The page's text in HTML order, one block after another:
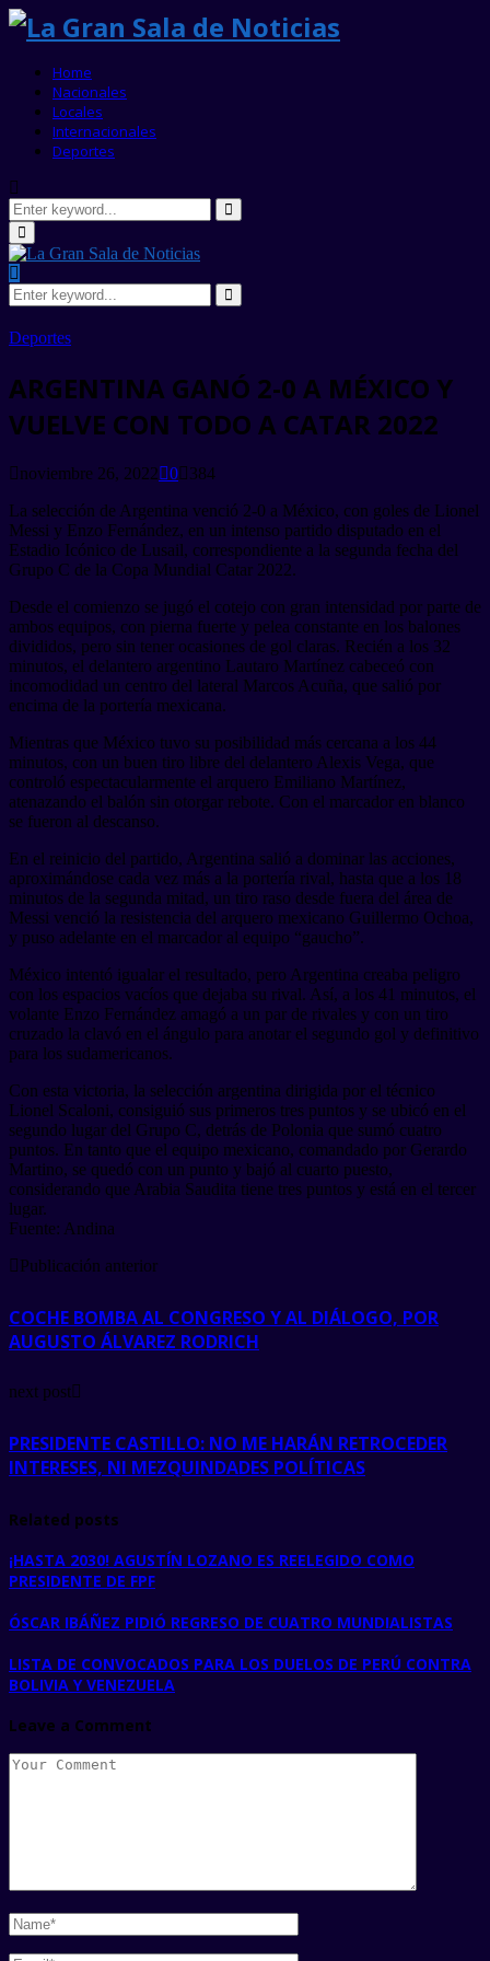
Home
Nacionales
Locales
Internacionales
Deportes
Search
for:
Search
Primary
Menu
Search
for:
Search
Deportes
ARGENTINA GANÓ 2-0 A MÉXICO Y
VUELVE CON TODO A CATAR 2022
noviembre 26, 2022 0
384
La selección de Argentina venció 2-0 a México, con goles de Lionel
Messi y Enzo Fernández, en un intenso partido disputado en el
Estadio Icónico de Lusail, correspondiente a la segunda fecha del
Grupo C de la Copa Mundial Catar 2022.
Desde el comienzo se jugó el cotejo con gran intensidad por parte de
ambos equipos, con pierna fuerte y pelea constante en los balones
divididos, pero sin tener ocasiones de gol claras. Recién a los 32
minutos, el delantero argentino Lautaro Martínez cabeceó con
incomodidad un centro del lateral Marcos Acuña, que salió por
encima de la portería mexicana.
Mientras que México tuvo su posibilidad más cercana a los 44
minutos, con un buen tiro libre del delantero Alexis Vega, que
controló espectacularmente el arquero Emiliano Martínez,
atenazando el balón sin otorgar rebote. Con el marcador en blanco
se fueron al descanso.
En el reinicio del partido, Argentina salió a dominar las acciones,
aproximándose cada vez más a la portería rival, hasta que a los 18
minutos de la segunda mitad, un tiro raso desde fuera del área de
Messi venció la resistencia del arquero mexicano Guillermo Ochoa,
y puso adelante en el marcador al equipo “gaucho”.
México intentó igualar el resultado, pero Argentina creaba peligro
con los espacios vacíos que dejaba su rival. Así, a los 41 minutos, el
volante Enzo Fernández amagó a un par de rivales y con un tiro
cruzado la clavó en el ángulo para anotar el segundo gol y definitivo
para los sudamericanos.
Con esta victoria, la selección argentina dirigida por el técnico
Lionel Scaloni, consiguió sus primeros tres puntos y se ubicó en el
segundo lugar del Grupo C, detrás de Polonia que sumó cuatro
puntos. En tanto que el equipo mexicano, comandado por Gerardo
Martino, se quedó con un punto y bajó al cuarto puesto,
considerando que Arabia Saudita tiene tres puntos y está en el tercer
lugar.
Fuente: Andina
Publicación anterior
COCHE BOMBA AL CONGRESO Y AL DIÁLOGO, POR
AUGUSTO ÁLVAREZ RODRICH
next post
PRESIDENTE CASTILLO: NO ME HARÁN RETROCEDER
INTERESES, NI MEZQUINDADES POLÍTICAS
Related posts
¡HASTA 2030! AGUSTÍN LOZANO ES REELEGIDO COMO
PRESIDENTE DE FPF
ÓSCAR IBÁÑEZ PIDIÓ REGRESO DE CUATRO MUNDIALISTAS
LISTA DE CONVOCADOS PARA LOS DUELOS DE PERÚ CONTRA
BOLIVIA Y VENEZUELA
Leave a Comment